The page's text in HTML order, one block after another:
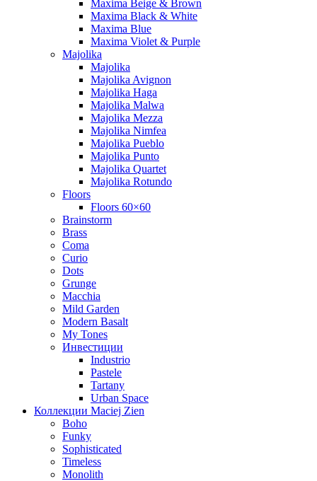
Maxima Beige & Brown
Maxima Black & White
Maxima Blue
Maxima Violet & Purple
Majolika
Majolika
Majolika Avignon
Majolika Haga
Majolika Malwa
Majolika Mezza
Majolika Nimfea
Majolika Pueblo
Majolika Punto
Majolika Quartet
Majolika Rotundo
Floors
Floors 60×60
Brainstorm
Brass
Coma
Curio
Dots
Grunge
Macchia
Mild Garden
Modern Basalt
My Tones
Инвестиции
Industrio
Pastele
Tartany
Urban Space
Коллекции Maciej Zien
Boho
Funky
Sophisticated
Timeless
Monolith